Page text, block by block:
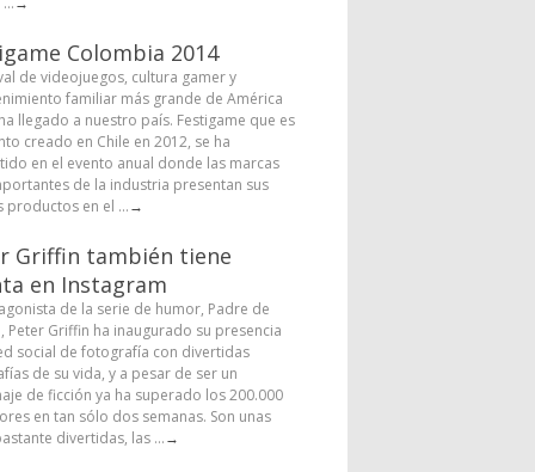
Colombia 2014
de videojuegos, cultura gamer y
familiar más grande de América
llegado a nuestro país. Festigame que es
creado en Chile en 2012, se ha
en el evento anual donde las marcas
de la industria presentan sus
productos en el ...→
Griffin también tiene
en Instagram
de la serie de humor, Padre de
Peter Griffin ha inaugurado su presencia
social de fotografía con divertidas
de su vida, y a pesar de ser un
de ficción ya ha superado los 200.000
en tan sólo dos semanas. Son unas
divertidas, las ...→